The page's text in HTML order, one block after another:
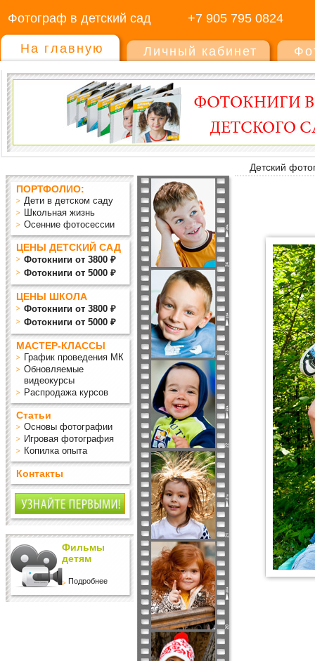
Фотограф в детский сад +7 905 795 0824
На главную Личный кабинет
Детский
ПОРТФОЛИО:
Дети в детском саду
Школьная жизнь
Осенние фотосессии
ЦЕНЫ ДЕТСКИЙ САД
Фотокниги от 3800 ₽
Фотокниги от 5000 ₽
ЦЕНЫ ШКОЛА
Фотокниги от 3800 ₽
Фотокниги от 5000 ₽
МАСТЕР-КЛАССЫ
График проведения МК
Обновляемые
видеокурсы
Распродажа курсов
Статьи
Основы фотографии
Игровая фотография
Копилка опыта
Контакты
Фильмы
детям
Подробнее